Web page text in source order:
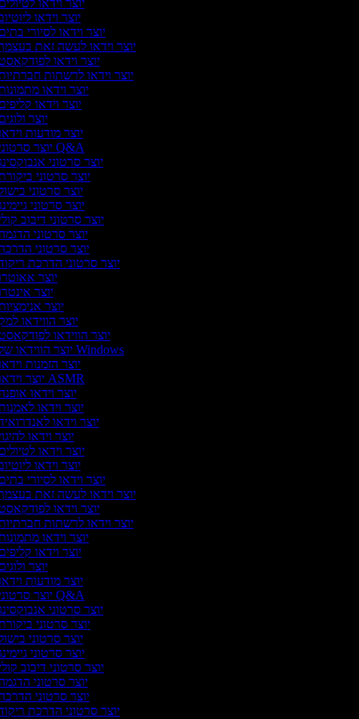
יוצר וידאו
יוצר וידאו
יוצר וידאו לסיורי
יוצר וידאו לעשה זאת
יוצר וידאו
יוצר וידאו לרשתות
יוצר וידאו
יוצר וידאו
יוצר
יוצר מודעות
יוצר סרטוני Q&A
יוצר סרטוני
יוצר סרטוני
יוצר סרטוני
יוצר סרטוני
יוצר סרטוני דיבוב
יוצר סרטוני
יוצר סרטוני
יוצר סרטוני הדרכת
יוצר
יוצר
יוצר
יוצר הווידאו
יוצר הווידאו
יוצר הווידאו של Windows
יוצר הזמנות
יוצר וידאו ASMR
יוצר וידאו
יוצר וידאו
יוצר וידאו
יוצר וידאו
יוצר וידאו
יוצר וידאו
יוצר וידאו לסיורי
יוצר וידאו לעשה זאת
יוצר וידאו
יוצר וידאו לרשתות
יוצר וידאו
יוצר וידאו
יוצר
יוצר מודעות
יוצר סרטוני Q&A
יוצר סרטוני
יוצר סרטוני
יוצר סרטוני
יוצר סרטוני
יוצר סרטוני דיבוב
יוצר סרטוני
יוצר סרטוני
יוצר סרטוני הדרכת